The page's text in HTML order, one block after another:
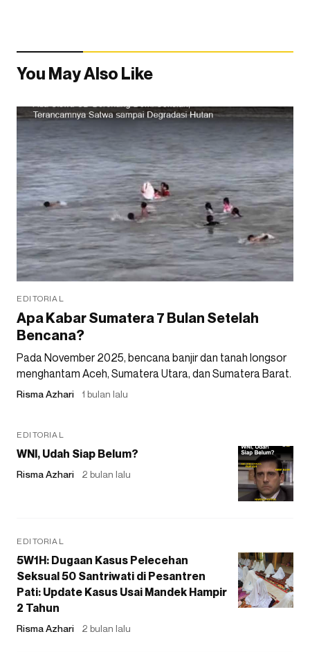
You May Also Like
EDITORIAL
Apa Kabar Sumatera 7 Bulan Setelah
Bencana?
Pada November 2025, bencana banjir dan tanah longsor
menghantam Aceh, Sumatera Utara, dan Sumatera Barat.
Risma Azhari 1 bulan lalu
EDITORIAL
WNI, Udah Siap Belum?
Risma Azhari 2 bulan lalu
EDITORIAL
5W1H: Dugaan Kasus Pelecehan
Seksual 50 Santriwati di Pesantren
Pati: Update Kasus Usai Mandek Hampir
2 Tahun
Risma Azhari 2 bulan lalu